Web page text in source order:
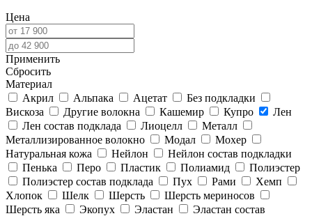
Цена
Применить
Cбросить
Материал
Акрил
Альпака Ацетат
Без подкладки
Вискоза
Другие волокна Кашемир Купро
Лен
Лен состав подклада
Лиоцелл
Металл
Металлизированное волокно
Модал
Мохер
Натуральная кожа
Нейлон
Нейлон состав подкладки
Пенька
Перо Пластик Полиамид
Полиэстер
Полиэстер состав подклада
Пух Рами
Хемп
Хлопок
Шелк Шерсть
Шерсть мериносов
Шерсть яка
Экопух Эластан
Эластан состав